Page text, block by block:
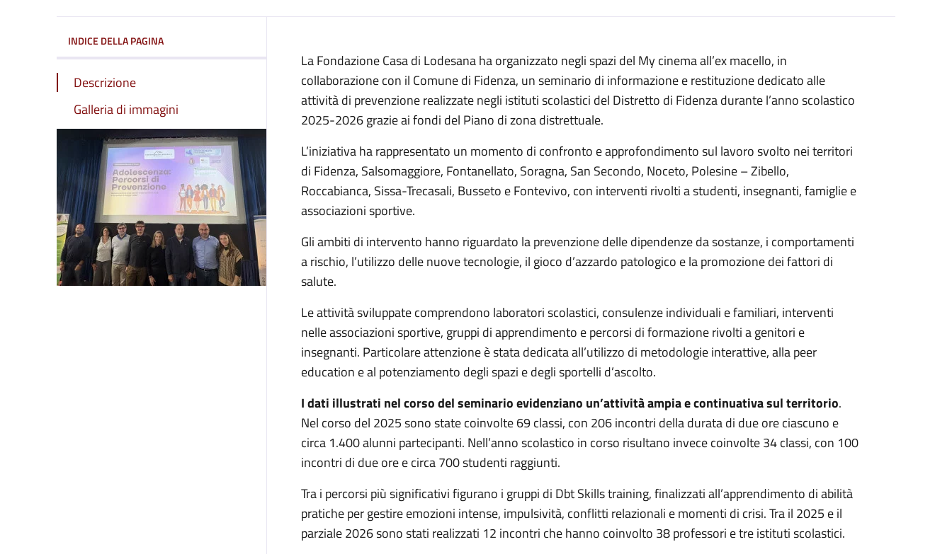
INDICE DELLA PAGINA
Descrizione
Galleria di immagini
La Fondazione Casa di Lodesana ha organizzato negli spazi del My cinema all’ex macello, in
collaborazione con il Comune di Fidenza, un seminario di informazione e restituzione dedicato alle
attività di prevenzione realizzate negli istituti scolastici del Distretto di Fidenza durante l’anno scolastico
2025-2026 grazie ai fondi del Piano di zona distrettuale.
L’iniziativa ha rappresentato un momento di confronto e approfondimento sul lavoro svolto nei territori
di Fidenza, Salsomaggiore, Fontanellato, Soragna, San Secondo, Noceto, Polesine – Zibello,
Roccabianca, Sissa-Trecasali, Busseto e Fontevivo, con interventi rivolti a studenti, insegnanti, famiglie e
associazioni sportive.
Gli ambiti di intervento hanno riguardato la prevenzione delle dipendenze da sostanze, i comportamenti
a rischio, l’utilizzo delle nuove tecnologie, il gioco d’azzardo patologico e la promozione dei fattori di
salute.
Le attività sviluppate comprendono laboratori scolastici, consulenze individuali e familiari, interventi
nelle associazioni sportive, gruppi di apprendimento e percorsi di formazione rivolti a genitori e
insegnanti. Particolare attenzione è stata dedicata all’utilizzo di metodologie interattive, alla peer
education e al potenziamento degli spazi e degli sportelli d’ascolto.
I dati illustrati nel corso del seminario evidenziano un’attività ampia e continuativa sul territorio.
Nel corso del 2025 sono state coinvolte 69 classi, con 206 incontri della durata di due ore ciascuno e
circa 1.400 alunni partecipanti. Nell’anno scolastico in corso risultano invece coinvolte 34 classi, con 100
incontri di due ore e circa 700 studenti raggiunti.
Tra i percorsi più significativi figurano i gruppi di Dbt Skills training, finalizzati all’apprendimento di abilità
pratiche per gestire emozioni intense, impulsività, conflitti relazionali e momenti di crisi. Tra il 2025 e il
parziale 2026 sono stati realizzati 12 incontri che hanno coinvolto 38 professori e tre istituti scolastici.